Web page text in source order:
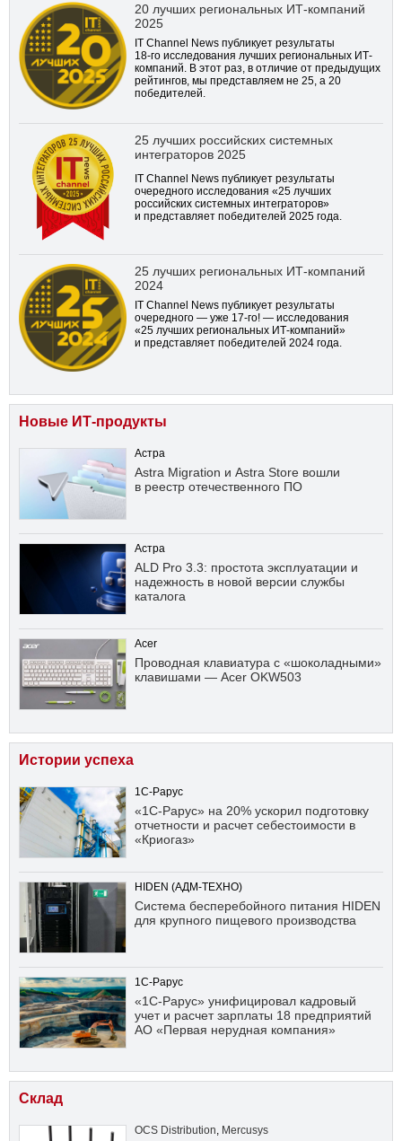
20 лучших региональных ИТ-компаний
2025
IT Channel News публикует результаты
18-го исследования лучших региональных ИТ-
компаний. В этот раз, в отличие от предыдущих
рейтингов, мы представляем не 25, а 20
победителей.
25 лучших российских системных
интеграторов 2025
IT Channel News публикует результаты
очередного исследования «25 лучших
российских системных интеграторов»
и представляет победителей 2025 года.
25 лучших региональных ИТ-компаний
2024
IT Channel News публикует результаты
очередного — уже 17-го! — исследования
«25 лучших региональных ИТ-компаний»
и представляет победителей 2024 года.
Новые ИТ-продукты
Астра
Astra Migration и Astra Store вошли
в реестр отечественного ПО
Астра
ALD Pro 3.3: простота эксплуатации и
надежность в новой версии службы
каталога
Acer
Проводная клавиатура с «шоколадными»
клавишами — Acer OKW503
Истории успеха
1С-Рарус
«1С-Рарус» на 20% ускорил подготовку
отчетности и расчет себестоимости в
«Криогаз»
HIDEN (АДМ-ТЕХНО)
Система бесперебойного питания HIDEN
для крупного пищевого производства
1С-Рарус
«1С-Рарус» унифицировал кадровый
учет и расчет зарплаты 18 предприятий
АО «Первая нерудная компания»
Склад
OCS Distribution Mercusys